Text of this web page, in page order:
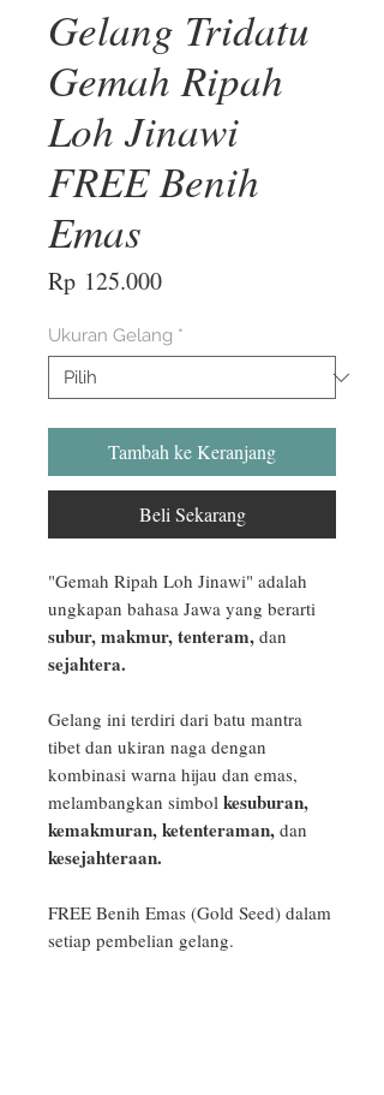
Gelang Tridatu
Gemah Ripah
Loh Jinawi
FREE Benih
Emas
Rp 125.000Harga
Ukuran Gelang *
Tambah ke Keranjang
Beli Sekarang
"Gemah Ripah Loh Jinawi" adalah
ungkapan bahasa Jawa yang berarti
subur, makmur, tenteram, dan
sejahtera.
Gelang ini terdiri dari batu mantra
tibet dan ukiran naga dengan
kombinasi warna hijau dan emas,
melambangkan simbol kesuburan,
kemakmuran, ketenteraman, dan
kesejahteraan.
FREE Benih Emas (Gold Seed) dalam
setiap pembelian gelang.